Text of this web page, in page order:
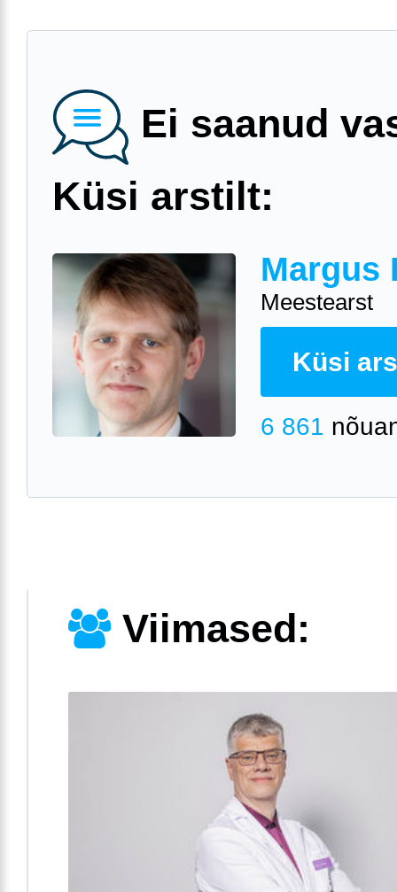
Ei saanud
Küsi arstilt:
Margus
Meestearst
Küsi
6 861
Viimased: